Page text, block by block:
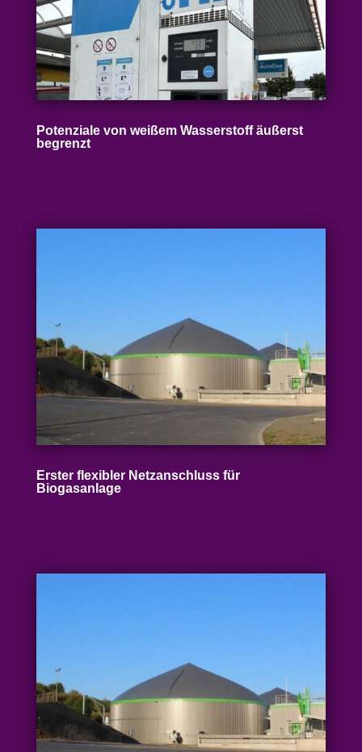
Poten­ziale von weißem Wasser­stoff äußerst
begrenzt
Erster flexibler Netz­an­schluss für
Biogasanlage